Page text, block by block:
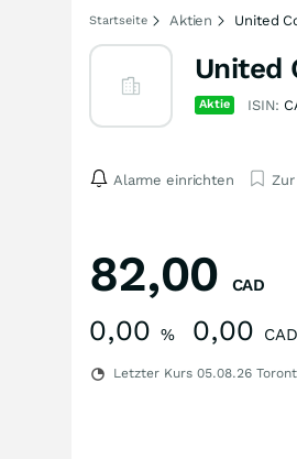
Startseite Aktien United
United
Aktie ISIN:
Alarme einrichten
82,00 CAD
0,00 % 0,00 CAD
Letzter Kurs 05.08.26